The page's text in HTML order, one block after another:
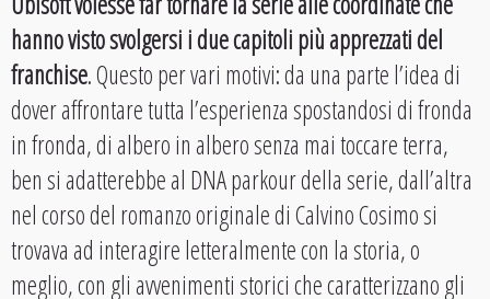
hanno visto svolgersi i due capitoli più apprezzati del
franchise. Questo per vari motivi: da una parte l’idea di
dover affrontare tutta l’esperienza spostandosi di fronda
in fronda, di albero in albero senza mai toccare terra,
ben si adatterebbe al DNA parkour della serie, dall’altra
nel corso del romanzo originale di Calvino Cosimo si
trovava ad interagire letteralmente con la storia, o
meglio, con gli avvenimenti storici che caratterizzano gli